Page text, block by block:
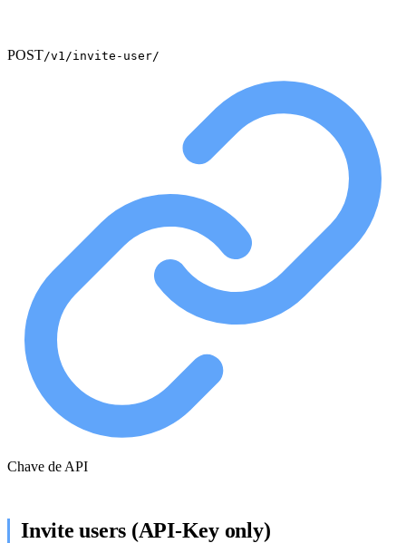
POST/v1/invite-user/
Chave de API
Invite users (API-Key only)